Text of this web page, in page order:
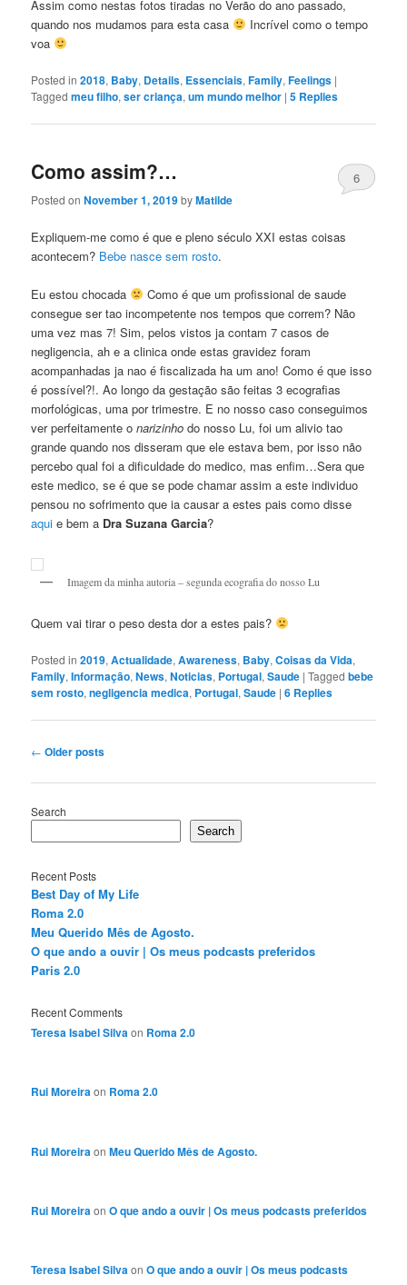
Assim como nestas fotos tiradas no Verão do ano passado,
quando nos mudamos para esta casa
Incrível como o tempo
voa
Posted in 2018, Baby, Details, Essenciais,Family,Feelings |
Tagged meu filho,ser criança,um mundo melhor |5 Replies
Como assim?…
Posted onNovember 1, 2019byMatilde
6
Expliquem-me como é que e pleno século XXI estas coisas
acontecem? Bebe nasce sem rosto.
Eu estou chocada
Como é que um profissional de saude
consegue ser tao incompetente nos tempos que correm? Não
uma vez mas 7! Sim, pelos vistos ja contam 7 casos de
negligencia, ah e a clinica onde estas gravidez foram
acompanhadas ja nao é fiscalizada ha um ano! Como é que isso
é possível?!. Ao longo da gestação são feitas 3 ecografias
morfológicas, uma por trimestre. E no nosso caso conseguimos
ver perfeitamente onarizinho do nosso Lu, foi um alivio tao
grande quando nos disseram que ele estava bem, por isso não
percebo qual foi a dificuldade do medico, mas enfim…Sera que
este medico, se é que se pode chamar assim a este individuo
pensou no sofrimento que ia causar a estes pais como disse
aqui e bem a Dra Suzana Garcia?
Imagem da minha autoria – segunda ecografia do nosso Lu
Quem vai tirar o peso desta dor a estes pais?
Posted in 2019,Actualidade,Awareness, Baby,Coisas da Vida,
Family,Informação,News,Noticias, Portugal,Saude |Tagged bebe
sem rosto,negligencia medica, Portugal,Saude |6 Replies
Post
← Older posts
Search
Search
Recent Posts
Best Day of My Life
Roma 2.0
Meu Querido Mês de Agosto.
O que ando a ouvir | Os meus podcasts preferidos
Paris 2.0
Recent Comments
Teresa Isabel Silvaon Roma 2.0
Rui Moreiraon Roma 2.0
Rui MoreiraonMeu Querido Mês de Agosto.
Rui MoreiraonO que ando a ouvir | Os meus podcasts preferidos
Teresa Isabel SilvaonO que ando a ouvir | Os meus podcasts